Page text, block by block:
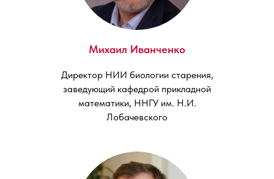
Михаил Иванченко
Директор НИИ биологии старения,
заведующий кафедрой прикладной
математики, ННГУ им. Н.И.
Лобачевского